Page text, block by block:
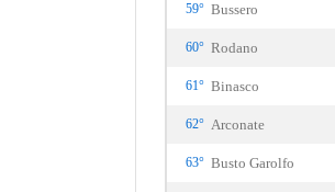
59° Bussero
60° Rodano
61° Binasco
62° Arconate
63° Busto Garolfo